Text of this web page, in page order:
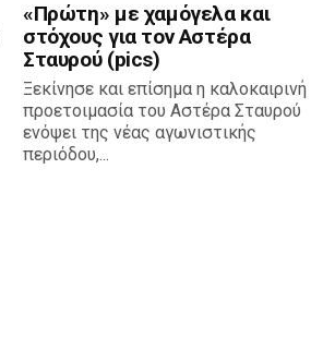
«Πρώτη» με χαμόγελα και
στόχους για τον Αστέρα
Σταυρού (pics)
Ξεκίνησε και επίσημα η καλοκαιρινή
προετοιμασία του Αστέρα Σταυρού
ενόψει της νέας αγωνιστικής
περιόδου,...